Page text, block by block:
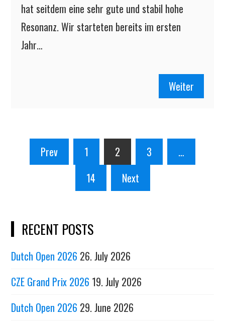
hat seitdem eine sehr gute und stabil hohe
Resonanz. Wir starteten bereits im ersten
Jahr…
Weiter
Posts
pagination
Prev 1 2 3
…
14
Next
RECENT POSTS
Dutch Open 2026 26. July 2026
CZE Grand Prix 2026 19. July 2026
Dutch Open 2026 29. June 2026